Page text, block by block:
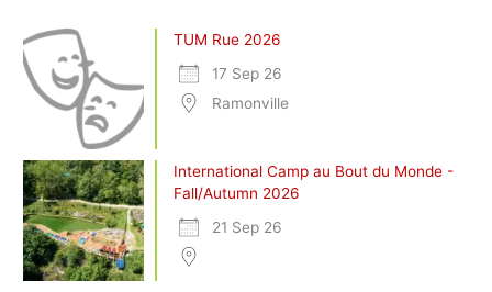
TUM Rue 2026
17 Sep 26
Ramonville
International Camp au Bout du Monde -
Fall/Autumn 2026
21 Sep 26